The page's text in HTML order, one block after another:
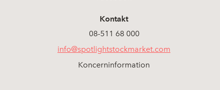
Kontakt
08-511 68 000
info@spotlightstockmarket.com
Koncerninformation